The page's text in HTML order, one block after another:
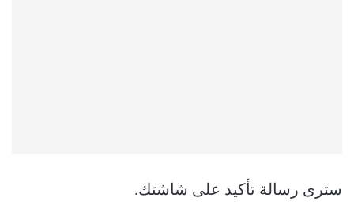
سترى رسالة تأكيد على شاشتك.